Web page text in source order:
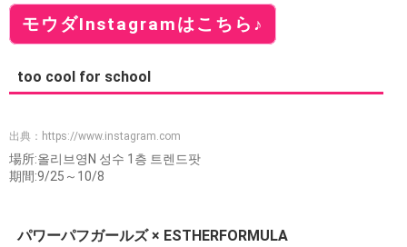
モウダInstagramはこちら♪
too cool for school
出典： https://www.instagram.com
場所:올리브영N 성수 1층 트렌드팟
期間:9/25～10/8
パワーパフガールズ × ESTHERFORMULA